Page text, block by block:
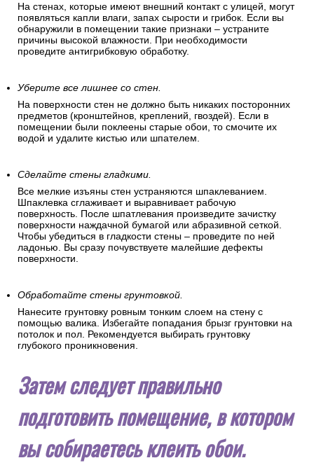
На стенах, которые имеют внешний контакт с улицей, могут
появляться капли влаги, запах сырости и грибок. Если вы
обнаружили в помещении такие признаки – устраните
причины высокой влажности. При необходимости
проведите антигрибковую обработку.
Уберите все лишнее со стен.
На поверхности стен не должно быть никаких посторонних
предметов (кронштейнов, креплений, гвоздей). Если в
помещении были поклеены старые обои, то смочите их
водой и удалите кистью или шпателем.
Сделайте стены гладкими.
Все мелкие изъяны стен устраняются шпаклеванием.
Шпаклевка сглаживает и выравнивает рабочую
поверхность. После шпатлевания произведите зачистку
поверхности наждачной бумагой или абразивной сеткой.
Чтобы убедиться в гладкости стены – проведите по ней
ладонью. Вы сразу почувствуете малейшие дефекты
поверхности.
Обработайте стены грунтовкой.
Нанесите грунтовку ровным тонким слоем на стену с
помощью валика. Избегайте попадания брызг грунтовки на
потолок и пол. Рекомендуется выбирать грунтовку
глубокого проникновения.
Затем следует правильно
подготовить помещение, в котором
вы собираетесь клеить обои.